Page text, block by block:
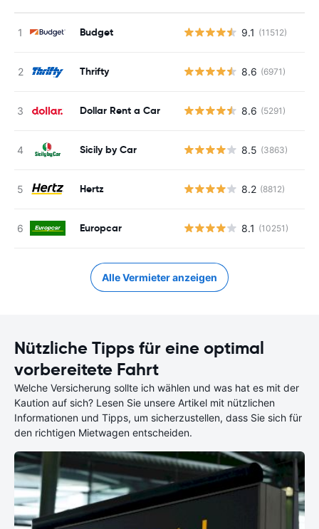
Budget 9.1 (11512)
Thrifty 8.6 (6971)
Dollar Rent a Car 8.6 (5291)
Sicily by Car 8.5 (3863)
Hertz 8.2 (8812)
Europcar 8.1 (10251)
Alle Vermieter anzeigen
Nützliche Tipps für eine optimal
vorbereitete Fahrt
Welche Versicherung sollte ich wählen und was hat es mit der
Kaution auf sich? Lesen Sie unsere Artikel mit nützlichen
Informationen und Tipps, um sicherzustellen, dass Sie sich für
den richtigen Mietwagen entscheiden.